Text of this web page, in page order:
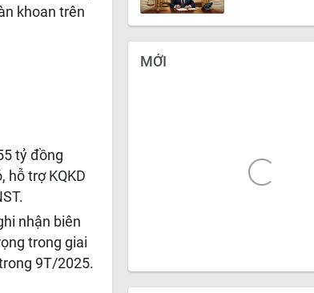
khoan trên
tỷ đồng
hỗ trợ KQKD
nhận biên
trong giai
9T/2025.
MỚI